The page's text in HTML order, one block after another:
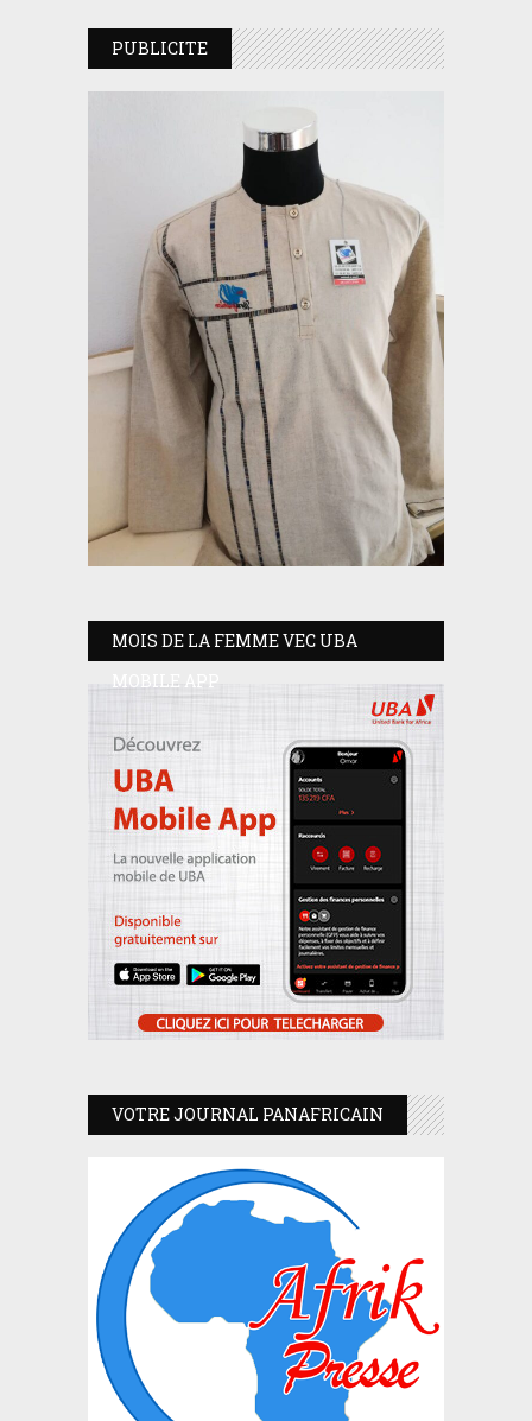
PUBLICITE
MOIS DE LA FEMME VEC UBA
MOBILE APP
VOTRE JOURNAL PANAFRICAIN